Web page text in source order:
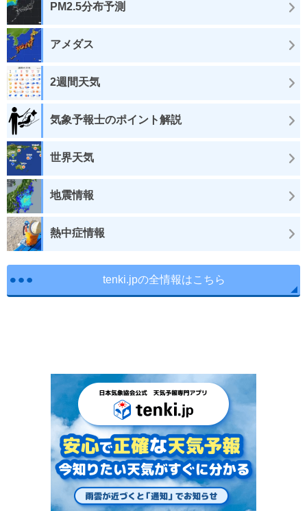
PM2.5分布予測
アメダス
2週間天気
気象予報士のポイント解説
世界天気
地震情報
熱中症情報
tenki.jpの全情報はこちら